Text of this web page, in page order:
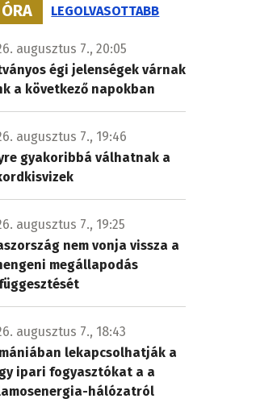
LEGOLVASOTTABB
augusztus 7., 20:05
égi jelenségek várnak
a következő napokban
augusztus 7., 19:46
gyakoribbá válhatnak a
augusztus 7., 19:25
nem vonja vissza a
megállapodás
augusztus 7., 18:43
lekapcsolhatják a
ipari fogyasztókat a a
hálózatról